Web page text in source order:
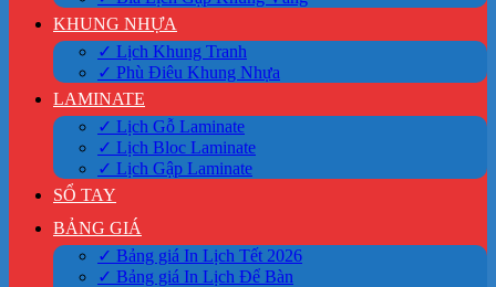
KHUNG NHỰA
✓ Lịch Khung Tranh
✓ Phù Điêu Khung Nhựa
LAMINATE
✓ Lịch Gỗ Laminate
✓ Lịch Bloc Laminate
✓ Lịch Gập Laminate
SỔ TAY
BẢNG GIÁ
✓ Bảng giá In Lịch Tết 2026
✓ Bảng giá In Lịch Để Bàn